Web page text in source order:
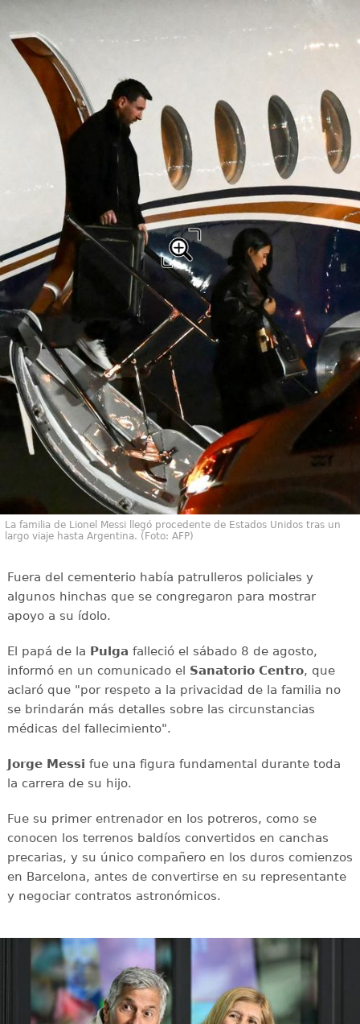
La familia de Lionel Messi llegó procedente de Estados Unidos tras un
largo viaje hasta Argentina. (Foto: AFP)
Fuera del cementerio había patrulleros policiales y
algunos hinchas que se congregaron para mostrar
apoyo a su ídolo.
El papá de la Pulga falleció el sábado 8 de agosto,
informó en un comunicado el Sanatorio Centro, que
aclaró que "por respeto a la privacidad de la familia no
se brindarán más detalles sobre las circunstancias
médicas del fallecimiento".
Jorge Messi fue una figura fundamental durante toda
la carrera de su hijo.
Fue su primer entrenador en los potreros, como se
conocen los terrenos baldíos convertidos en canchas
precarias, y su único compañero en los duros comienzos
en Barcelona, antes de convertirse en su representante
y negociar contratos astronómicos.